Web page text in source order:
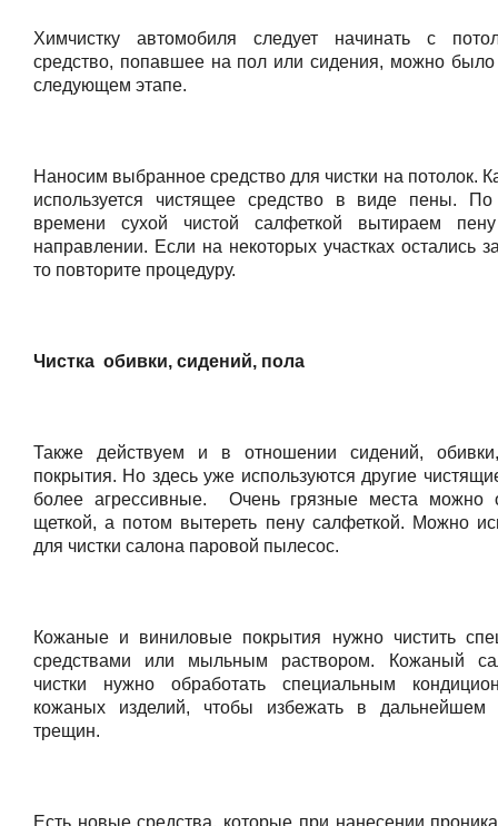
Химчистку автомобиля следует начинать с
средство, попавшее на пол или сидения, можно
следующем этапе.
Наносим выбранное средство для чистки на потолок.
используется чистящее средство в виде пены. По
времени сухой чистой салфеткой вытираем
направлении. Если на некоторых участках остались
то повторите процедуру.
Чистка обивки, сидений, пола
Также действуем и в отношении сидений,
покрытия. Но здесь уже используются другие
более агрессивные. Очень грязные места можно
щеткой, а потом вытереть пену салфеткой. Можно
для чистки салона паровой пылесос.
Кожаные и виниловые покрытия нужно чистить
средствами или мыльным раствором. Кожаный
чистки нужно обработать специальным
кожаных изделий, чтобы избежать в дальнейшем
трещин.
Есть новые средства, которые при нанесении